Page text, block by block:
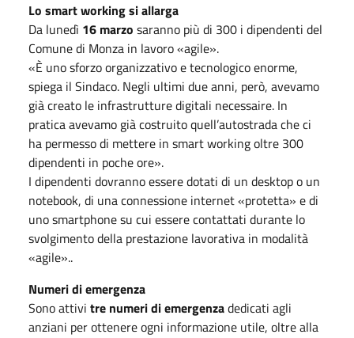
Lo smart working si allarga
Da lunedì 16 marzo saranno più di 300 i dipendenti del
Comune di Monza in lavoro «agile».
«È uno sforzo organizzativo e tecnologico enorme,
spiega il Sindaco. Negli ultimi due anni, però, avevamo
già creato le infrastrutture digitali necessaire. In
pratica avevamo già costruito quell’autostrada che ci
ha permesso di mettere in smart working oltre 300
dipendenti in poche ore».
I dipendenti dovranno essere dotati di un desktop o un
notebook, di una connessione internet «protetta» e di
uno smartphone su cui essere contattati durante lo
svolgimento della prestazione lavorativa in modalità
«agile»..
Numeri di emergenza
Sono attivi tre numeri di emergenzadedicati agli
anziani per ottenere ogni informazione utile, oltre alla